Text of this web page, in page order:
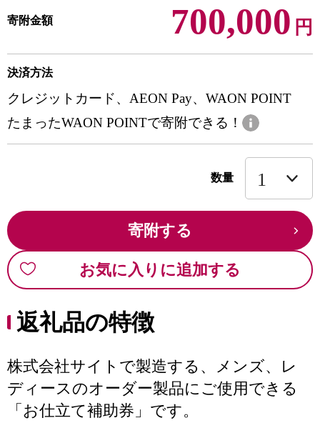
寄附金額 700,000 円
決済方法
クレジットカード、AEON Pay、WAON POINT
たまったWAON POINTで寄附できる！
数量
寄附する
お気に入りに追加する
返礼品の特徴
株式会社サイトで製造する、メンズ、レ
ディースのオーダー製品にご使用できる
「お仕立て補助券」です。